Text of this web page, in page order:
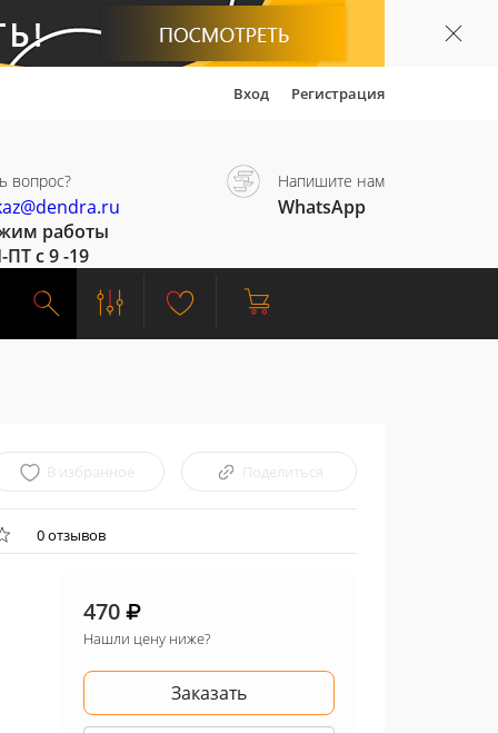
Вход Регистрация
вопрос?
работы
с 9 -19
Напишите нам
WhatsApp
В избранное Поделиться
0 отзывов
470
Нашли цену ниже?
Заказать